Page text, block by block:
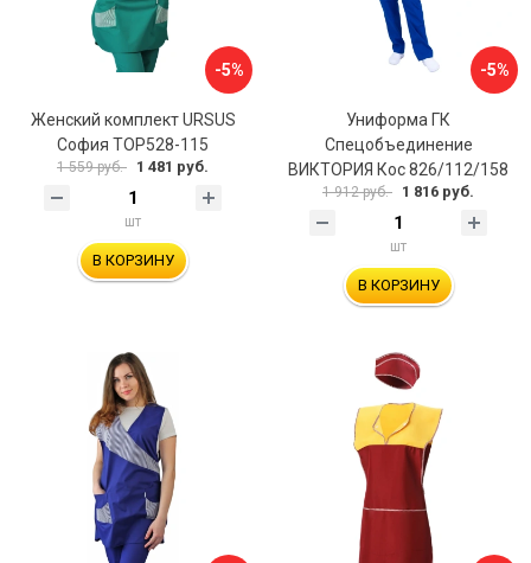
-5%
Женский комплект URSUS
София ТОР528-115
1 559 руб. 1 481 руб.
шт
В КОРЗИНУ
-5%
Униформа ГК
Спецобъединение
ВИКТОРИЯ Кос 826/112/158
1 912 руб. 1 816 руб.
шт
В КОРЗИНУ